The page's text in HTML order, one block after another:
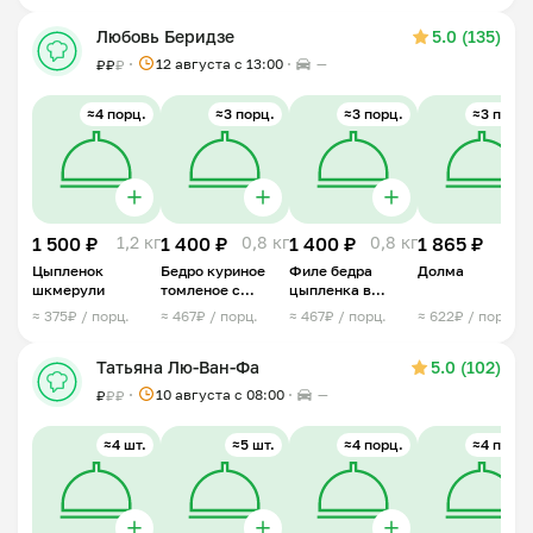
Любовь Беридзе 5.0 (135)
₽₽₽ 12 августа с 13:00 —
≈4 порц.
1 500 ₽ 1,2 кг
Цыпленок
шкмерули
≈ 375₽ / порц.
≈3 порц.
1 400 ₽ 0,8 кг
Бедро куриное
томленое с
травами
≈ 467₽ / порц.
≈3 порц.
1 400 ₽ 0,8 кг
Филе бедра
цыпленка в
сливочным соусе
с грибами
≈ 467₽ / порц.
≈3 порц.
1 865 ₽
Долма
≈ 622₽ / порц.
Татьяна Лю-Ван-Фа 5.0 (102)
₽₽₽ 10 августа с 08:00 —
≈4 шт. ≈5 шт. ≈4 порц. ≈4 порц.